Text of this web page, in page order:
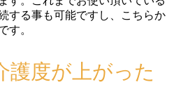
する事も可能ですし、こちらか
す。
護度が上がった